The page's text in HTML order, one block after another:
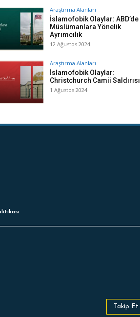
Araştırma Alanları
İslamofobik Olaylar: ABD’de
Müslümanlara Yönelik
Ayrımcılık
12 Ağustos 2024
Araştırma Alanları
İslamofobik Olaylar:
Christchurch Camii Saldırısı
1 Ağustos 2024
Takip Et